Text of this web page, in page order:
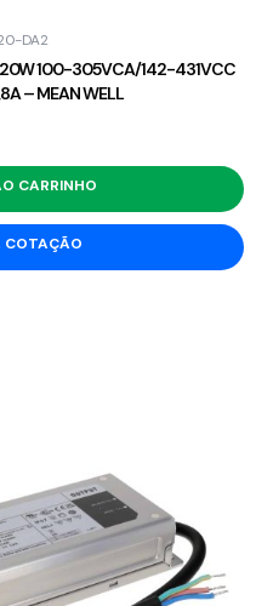
DA2
100-305VCA/142-431VCC
– MEAN WELL
CARRINHO
COTAÇÃO